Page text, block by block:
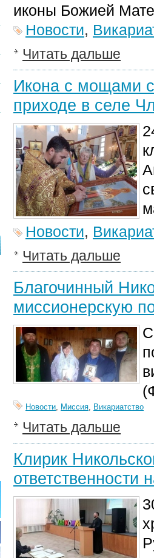
иконы Божией
Новости,
Читать дальше
Икона с мощами
приходе в селе
Новости,
Читать дальше
Благочинный
миссионерскую
Новости, Миссия, Викариатство
Читать дальше
Клирик